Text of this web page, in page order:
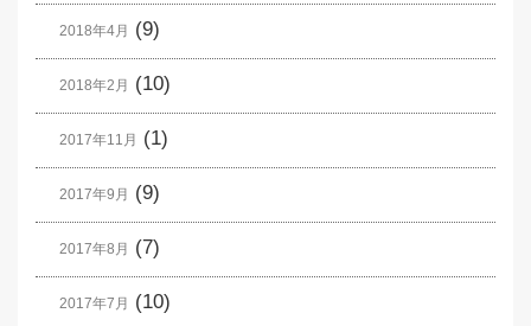
2018年4月 (9)
2018年2月 (10)
2017年11月 (1)
2017年9月 (9)
2017年8月 (7)
2017年7月 (10)